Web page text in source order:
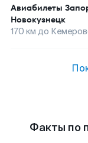
Авиабилеты
Новокузнецк
170 км до
Факты по